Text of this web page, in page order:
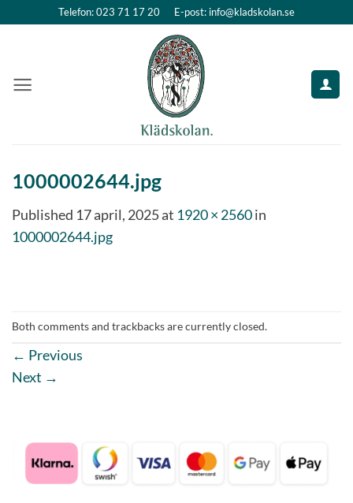
Telefon: 023 71 17 20 E-post: info@kladskolan.se
1000002644.jpg
Published 17 april, 2025at 1920 × 2560in
1000002644.jpg
Both comments and trackbacks are currently closed.
← Previous
Next →